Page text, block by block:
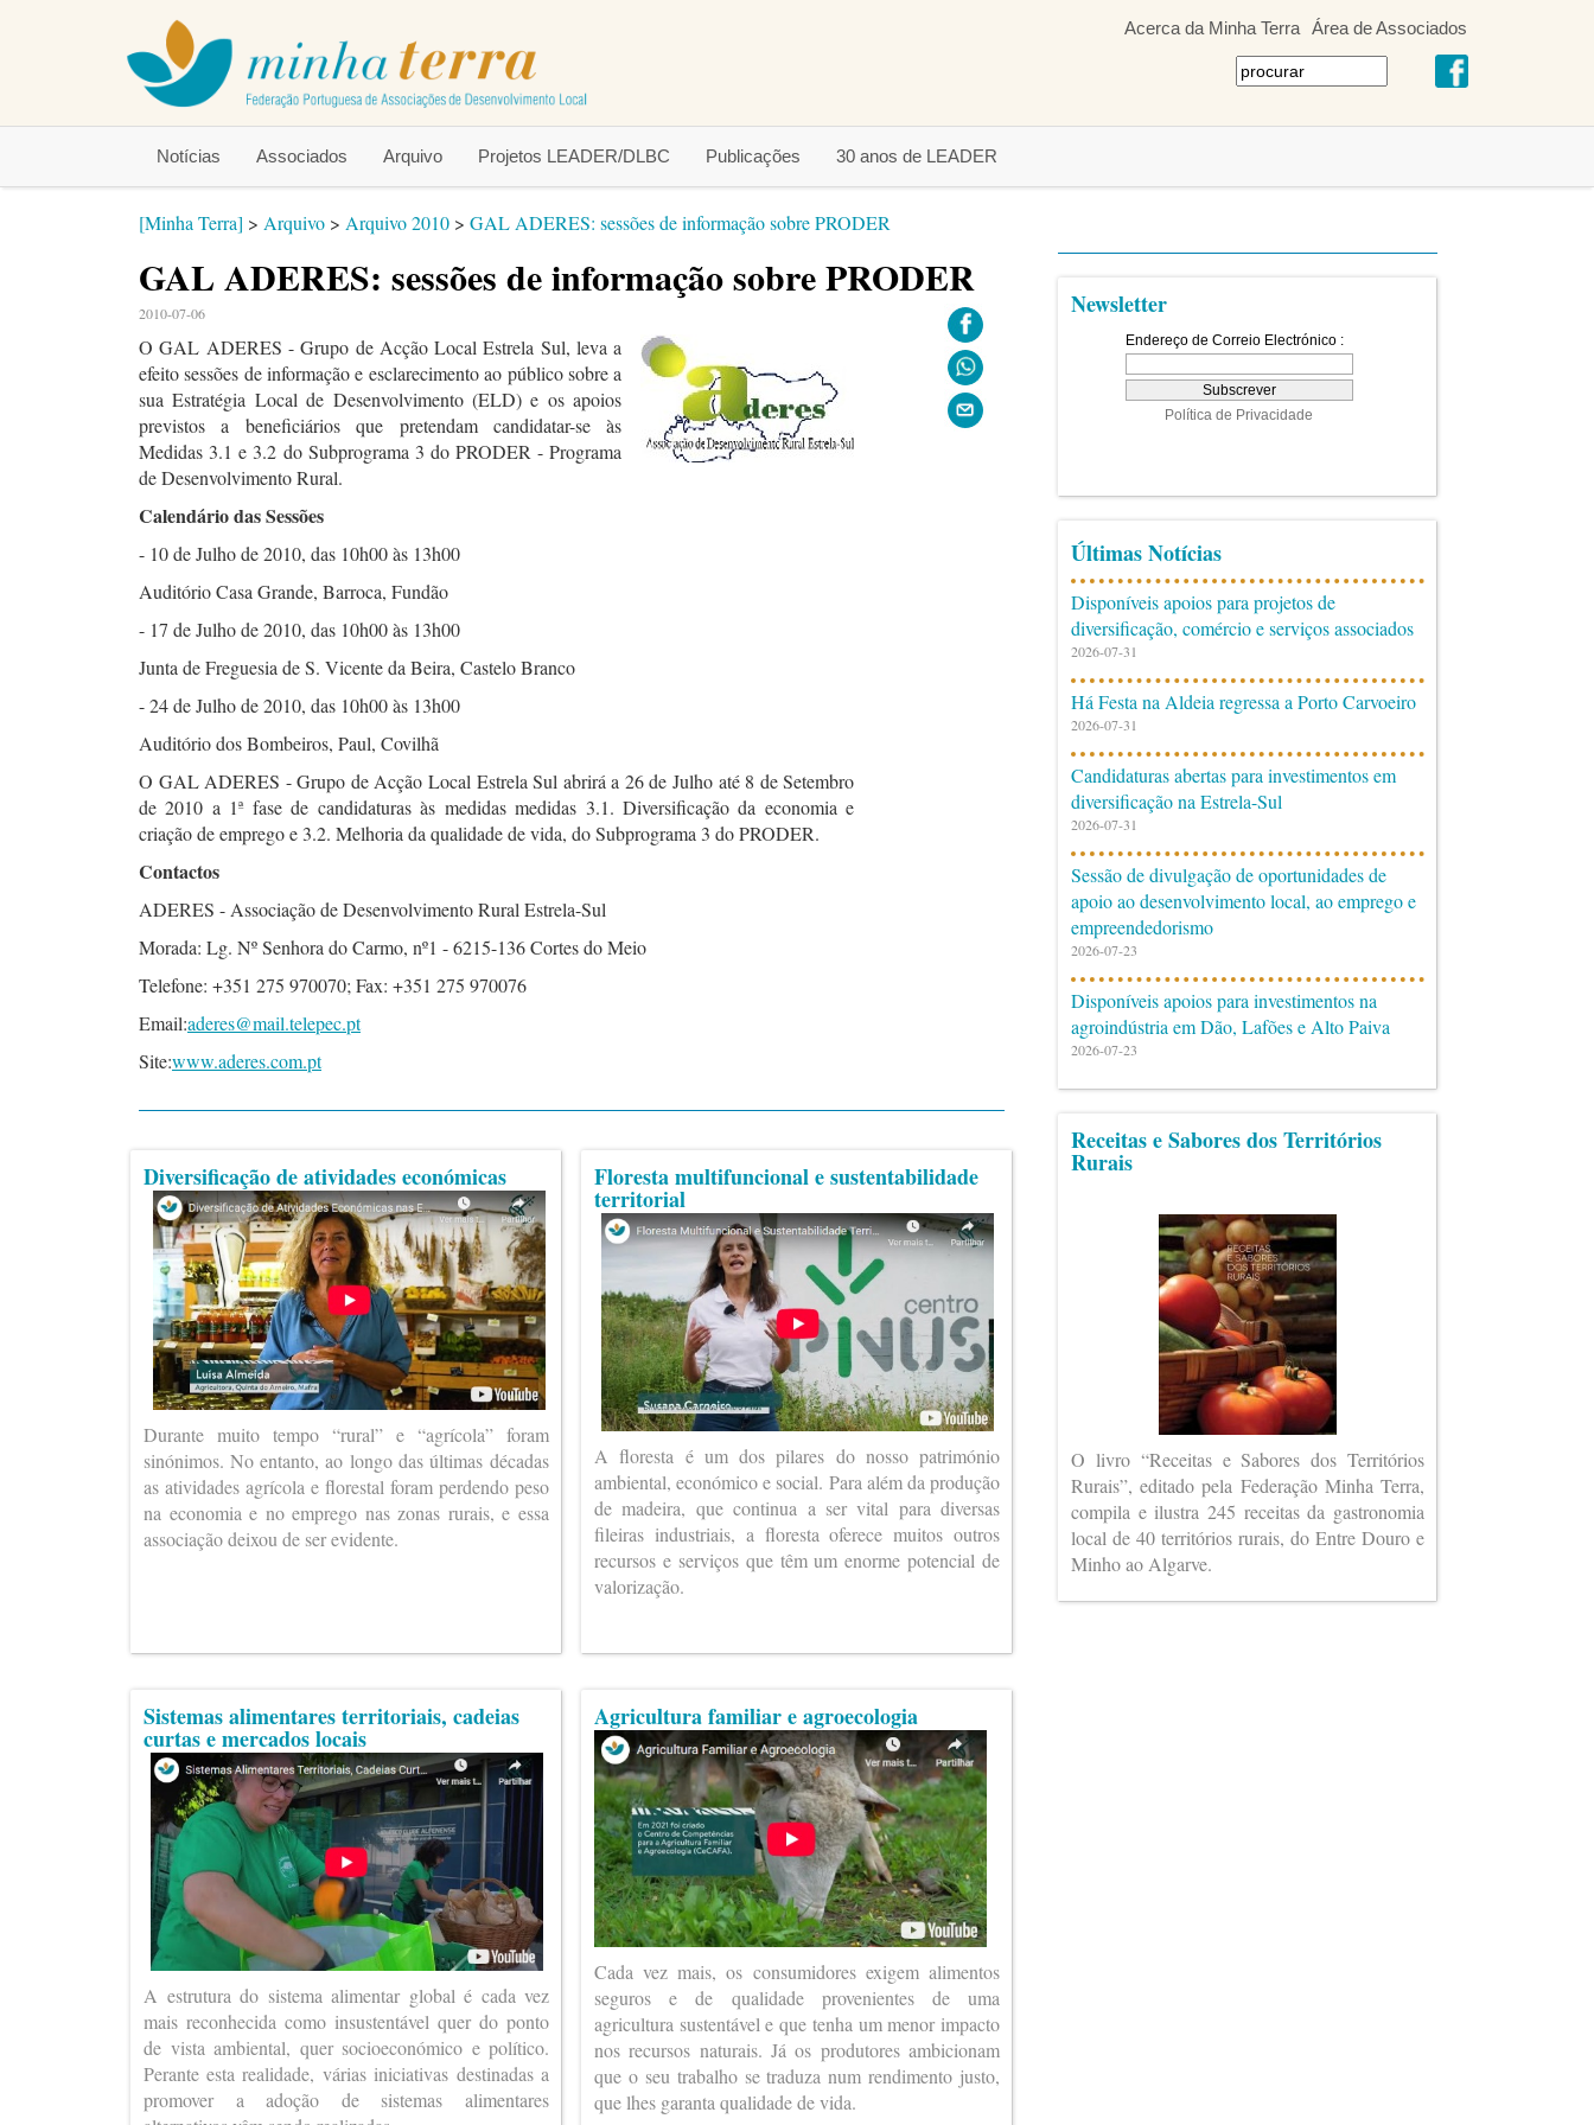
Acerca da Minha Terra Área de Associados
Notícias Associados Arquivo Projetos LEADER/DLBC Publicações 30 anos de LEADER
[Minha Terra] > Arquivo > Arquivo 2010 > GAL ADERES: sessões de informação sobre PRODER
GAL ADERES: sessões de informação sobre PRODER
2010-07-06
O GAL ADERES - Grupo de Acção Local Estrela Sul, leva a
efeito sessões de informação e esclarecimento ao público sobre a
sua Estratégia Local de Desenvolvimento (ELD) e os apoios
previstos a beneficiários que pretendam candidatar-se às
Medidas 3.1 e 3.2 do Subprograma 3 do PRODER - Programa
de Desenvolvimento Rural.
Calendário das Sessões
- 10 de Julho de 2010, das 10h00 às 13h00
Auditório Casa Grande, Barroca, Fundão
- 17 de Julho de 2010, das 10h00 às 13h00
Junta de Freguesia de S. Vicente da Beira, Castelo Branco
- 24 de Julho de 2010, das 10h00 às 13h00
Auditório dos Bombeiros, Paul, Covilhã
O GAL ADERES - Grupo de Acção Local Estrela Sul abrirá a 26 de Julho até 8 de Setembro
de 2010 a 1ª fase de candidaturas às medidas medidas 3.1. Diversificação da economia e
criação de emprego e 3.2. Melhoria da qualidade de vida, do Subprograma 3 do PRODER.
Contactos
ADERES - Associação de Desenvolvimento Rural Estrela-Sul
Morada: Lg. Nº Senhora do Carmo, nº1 - 6215-136 Cortes do Meio
Telefone: +351 275 970070; Fax: +351 275 970076
Email:aderes@mail.telepec.pt
Site:www.aderes.com.pt
Diversificação de atividades económicas
Durante muito tempo “rural” e “agrícola” foram
sinónimos. No entanto, ao longo das últimas décadas
as atividades agrícola e florestal foram perdendo peso
na economia e no emprego nas zonas rurais, e essa
associação deixou de ser evidente.
Sistemas alimentares territoriais, cadeias
curtas e mercados locais
A estrutura do sistema alimentar global é cada vez
mais reconhecida como insustentável quer do ponto
de vista ambiental, quer socioeconómico e político.
Perante esta realidade, várias iniciativas destinadas a
promover a adoção de sistemas alimentares
Floresta multifuncional e sustentabilidade
territorial
A floresta é um dos pilares do nosso património
ambiental, económico e social. Para além da produção
de madeira, que continua a ser vital para diversas
fileiras industriais, a floresta oferece muitos outros
recursos e serviços que têm um enorme potencial de
valorização.
Agricultura familiar e agroecologia
Cada vez mais, os consumidores exigem alimentos
seguros e de qualidade provenientes de uma
agricultura sustentável e que tenha um menor impacto
nos recursos naturais. Já os produtores ambicionam
que o seu trabalho se traduza num rendimento justo,
que lhes garanta qualidade de vida.
Newsletter
Últimas Notícias
Disponíveis apoios para projetos de
diversificação, comércio e serviços associados
2026-07-31
Há Festa na Aldeia regressa a Porto Carvoeiro
2026-07-31
Candidaturas abertas para investimentos em
diversificação na Estrela-Sul
2026-07-31
Sessão de divulgação de oportunidades de
apoio ao desenvolvimento local, ao emprego e
empreendedorismo
2026-07-23
Disponíveis apoios para investimentos na
agroindústria em Dão, Lafões e Alto Paiva
2026-07-23
Receitas e Sabores dos Territórios
Rurais
O livro “Receitas e Sabores dos Territórios
Rurais”, editado pela Federação Minha Terra,
compila e ilustra 245 receitas da gastronomia
local de 40 territórios rurais, do Entre Douro e
Minho ao Algarve.